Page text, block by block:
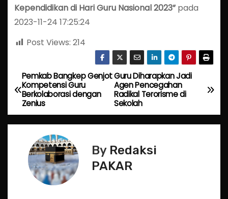
Kependidikan di Hari Guru Nasional 2023”pada
2023-11-24 17:25:24
Post Views: 214
P
o
s
Guru Diharapkan Jadi
Agen Pencegahan
Radikal Terorisme di
Sekolah
Pemkab Bangkep Genjot
Kompetensi Guru
Berkolaborasi dengan
Zenius
By Redaksi
PAKAR